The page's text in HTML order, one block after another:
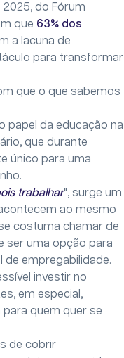
do Fórum
que 63% dos
a lacuna de
para transformar
que o que sabemos
papel da educação na
que durante
único para uma
trabalhar", surge um
ao mesmo
costuma chamar de
ser uma opção para
de empregabilidade.
investir no
em especial,
quem quer se
de cobrir